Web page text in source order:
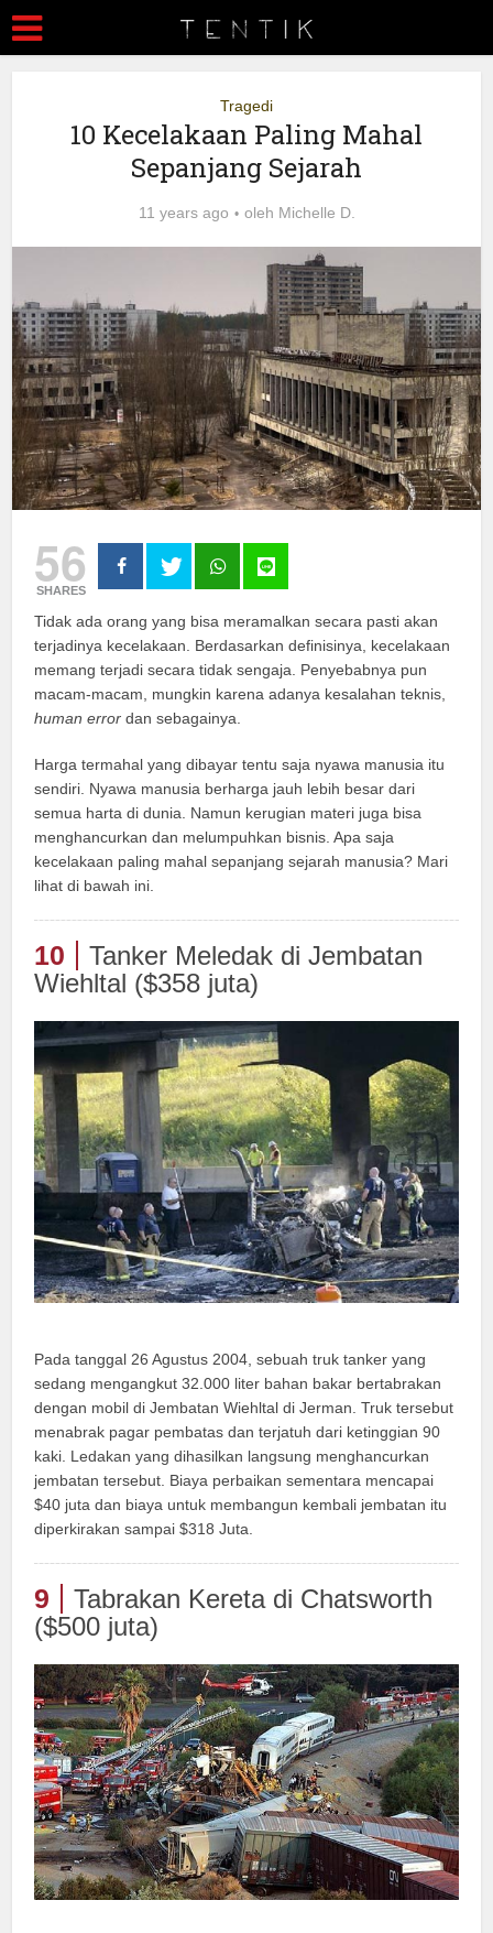
Tragedi
10 Kecelakaan Paling Mahal
Sepanjang Sejarah
11 years ago oleh Michelle D.
56
SHARES
Tidak ada orang yang bisa meramalkan secara pasti akan
terjadinya kecelakaan. Berdasarkan definisinya, kecelakaan
memang terjadi secara tidak sengaja. Penyebabnya pun
macam-macam, mungkin karena adanya kesalahan teknis,
human error dan sebagainya.
Harga termahal yang dibayar tentu saja nyawa manusia itu
sendiri. Nyawa manusia berharga jauh lebih besar dari
semua harta di dunia. Namun kerugian materi juga bisa
menghancurkan dan melumpuhkan bisnis. Apa saja
kecelakaan paling mahal sepanjang sejarah manusia? Mari
lihat di bawah ini.
10
Tanker Meledak di Jembatan
Wiehltal ($358 juta)
Pada tanggal 26 Agustus 2004, sebuah truk tanker yang
sedang mengangkut 32.000 liter bahan bakar bertabrakan
dengan mobil di Jembatan Wiehltal di Jerman. Truk tersebut
menabrak pagar pembatas dan terjatuh dari ketinggian 90
kaki. Ledakan yang dihasilkan langsung menghancurkan
jembatan tersebut. Biaya perbaikan sementara mencapai
$40 juta dan biaya untuk membangun kembali jembatan itu
diperkirakan sampai $318 Juta.
9
Tabrakan Kereta di Chatsworth
($500 juta)